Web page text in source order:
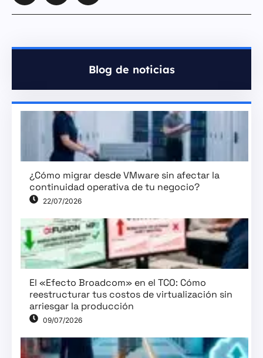
Blog de noticias
¿Cómo migrar desde VMware sin afectar la
continuidad operativa de tu negocio?
22/07/2026
El «Efecto Broadcom» en el TCO: Cómo
reestructurar tus costos de virtualización sin
arriesgar la producción
09/07/2026